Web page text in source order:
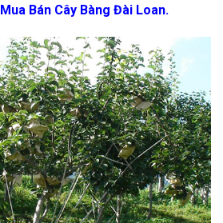
Mua Bán Cây Bàng Đài Loan.